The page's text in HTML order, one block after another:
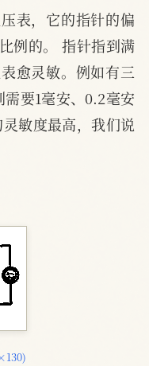
表，它的指针的偏
例的。 指针指到满
愈灵敏。例如有三
要1毫安、0.2毫安
敏度最高，我们说